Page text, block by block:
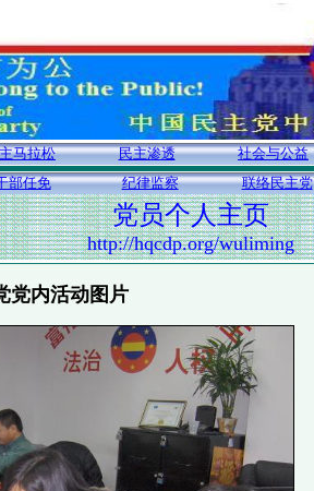
马拉松 民主渗透 社会与公益
部任免 纪律监察 联络民主党
党员个人主页
http://hqcdp.org/wuliming
党内活动图片